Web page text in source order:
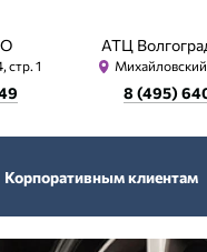
стр. 1
АТЦ
Михайловский
8 (495)
Корпоративным клиентам